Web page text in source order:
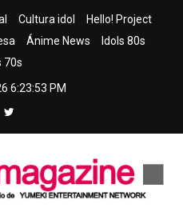
Cultura idol
Hello! Project
Ánime News
Idols 80s
70s
6:23:54 PM